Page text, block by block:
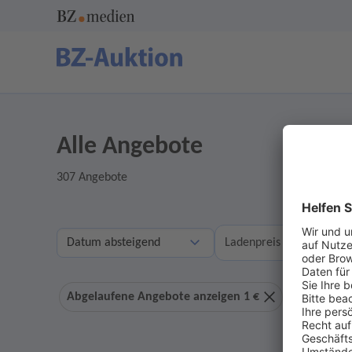
Alle Angebote
307 Angebote
Ladenpreis
Abgelaufene Angebote anzeigen 1 € Ohne